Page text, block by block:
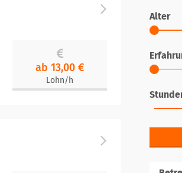
ab 13,00 €
Lohn/h
Alter